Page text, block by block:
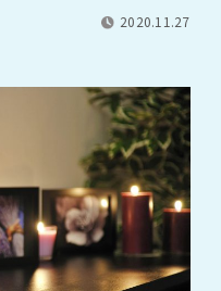
2020.11.27